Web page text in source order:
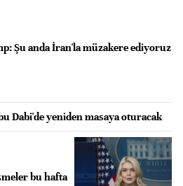
Şu anda İran'la müzakere ediyoruz
Dabi'de yeniden masaya oturacak
bu hafta